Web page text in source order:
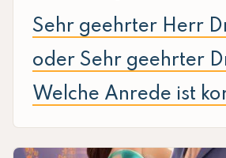
Sehr geehrter Herr
oder Sehr geehrter
Welche Anrede ist